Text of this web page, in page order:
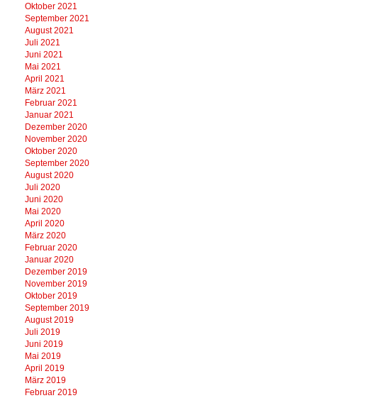
Oktober 2021
September 2021
August 2021
Juli 2021
Juni 2021
Mai 2021
April 2021
März 2021
Februar 2021
Januar 2021
Dezember 2020
November 2020
Oktober 2020
September 2020
August 2020
Juli 2020
Juni 2020
Mai 2020
April 2020
März 2020
Februar 2020
Januar 2020
Dezember 2019
November 2019
Oktober 2019
September 2019
August 2019
Juli 2019
Juni 2019
Mai 2019
April 2019
März 2019
Februar 2019